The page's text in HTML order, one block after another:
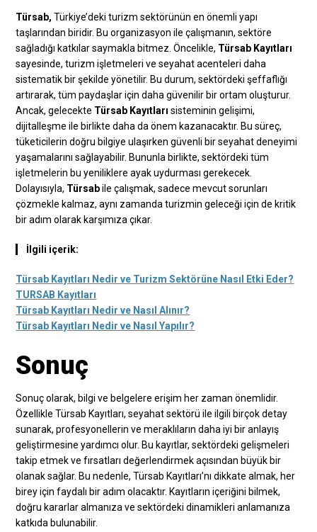
Türsab, Türkiye’deki turizm sektörünün en önemli yapı
taşlarından biridir. Bu organizasyon ile çalışmanın, sektöre
sağladığı katkılar saymakla bitmez. Öncelikle, Türsab Kayıtları
sayesinde, turizm işletmeleri ve seyahat acenteleri daha
sistematik bir şekilde yönetilir. Bu durum, sektördeki şeffaflığı
artırarak, tüm paydaşlar için daha güvenilir bir ortam oluşturur.
Ancak, gelecekte Türsab Kayıtları sisteminin gelişimi,
dijitalleşme ile birlikte daha da önem kazanacaktır. Bu süreç,
tüketicilerin doğru bilgiye ulaşırken güvenli bir seyahat deneyimi
yaşamalarını sağlayabilir. Bununla birlikte, sektördeki tüm
işletmelerin bu yeniliklere ayak uydurması gerekecek.
Dolayısıyla, Türsabile çalışmak, sadece mevcut sorunları
çözmekle kalmaz, aynı zamanda turizmin geleceği için de kritik
bir adım olarak karşımıza çıkar.
İlgili içerik:
Türsab Kayıtları Nedir ve Turizm Sektörüne Nasıl Etki Eder?
TURSAB Kayıtları
Türsab Kayıtları Nedir ve Nasıl Alınır?
Türsab Kayıtları Nedir ve Nasıl Yapılır?
Sonuç
Sonuç olarak, bilgi ve belgelere erişim her zaman önemlidir.
Özellikle Türsab Kayıtları, seyahat sektörü ile ilgili birçok detay
sunarak, profesyonellerin ve meraklıların daha iyi bir anlayış
geliştirmesine yardımcı olur. Bu kayıtlar, sektördeki gelişmeleri
takip etmek ve fırsatları değerlendirmek açısından büyük bir
olanak sağlar. Bu nedenle, Türsab Kayıtları’nı dikkate almak, her
birey için faydalı bir adım olacaktır. Kayıtların içeriğini bilmek,
doğru kararlar almanıza ve sektördeki dinamikleri anlamanıza
katkıda bulunabilir.